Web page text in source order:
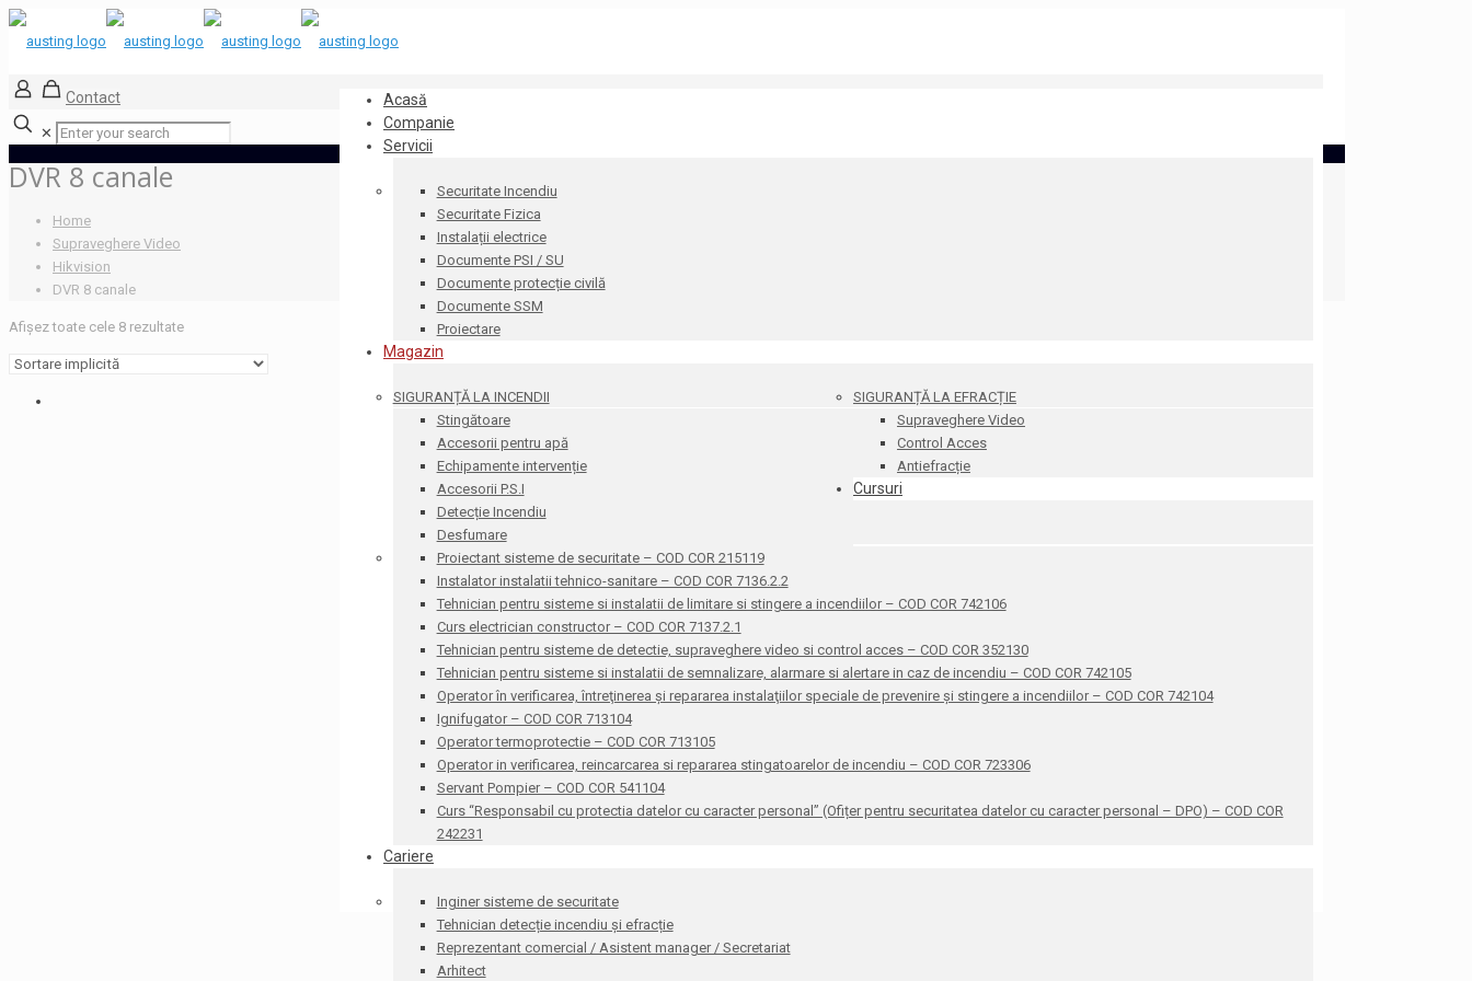
Acasă
Companie
Servicii
Securitate Incendiu
Securitate Fizica
Instalații electrice
Documente PSI / SU
Documente protecție civilă
Documente SSM
Proiectare
Magazin
SIGURANȚĂ LA INCENDII
Stingătoare
Accesorii pentru apă
Echipamente intervenție
Accesorii P.S.I
Detecție Incendiu
Desfumare
SIGURANȚĂ LA EFRACȚIE
Supraveghere Video
Control Acces
Antiefracție
Cursuri
Proiectant sisteme de securitate – COD COR 215119
Instalator instalatii tehnico-sanitare – COD COR 7136.2.2
Tehnician pentru sisteme si instalatii de limitare si stingere a incendiilor – COD COR 742106
Curs electrician constructor – COD COR 7137.2.1
Tehnician pentru sisteme de detectie, supraveghere video si control acces – COD COR 352130
Tehnician pentru sisteme si instalatii de semnalizare, alarmare si alertare in caz de incendiu – COD COR 742105
Operator în verificarea, întreţinerea şi repararea instalaţiilor speciale de prevenire şi stingere a incendiilor – COD COR 742104
Ignifugator – COD COR 713104
Operator termoprotectie – COD COR 713105
Operator in verificarea, reincarcarea si repararea stingatoarelor de incendiu – COD COR 723306
Servant Pompier – COD COR 541104
Curs “Responsabil cu protectia datelor cu caracter personal” (Ofițer pentru securitatea datelor cu caracter personal – DPO) – COD COR
242231
Cariere
Inginer sisteme de securitate
Tehnician detecție incendiu și efracție
Reprezentant comercial / Asistent manager / Secretariat
Arhitect
Contact
✕
DVR 8 canale
Home
Supraveghere Video
Hikvision
DVR 8 canale
Afișez toate cele 8 rezultate